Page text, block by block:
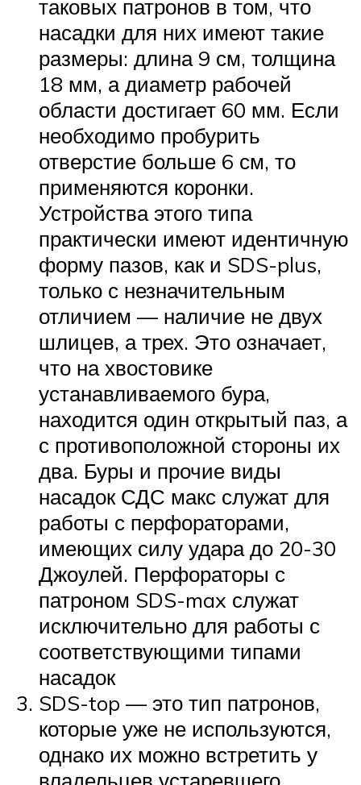
таковых патронов в том, что
насадки для них имеют такие
размеры: длина 9 см, толщина
18 мм, а диаметр рабочей
области достигает 60 мм. Если
необходимо пробурить
отверстие больше 6 см, то
применяются коронки.
Устройства этого типа
практически имеют идентичную
форму пазов, как и SDS-plus,
только с незначительным
отличием — наличие не двух
шлицев, а трех. Это означает,
что на хвостовике
устанавливаемого бура,
находится один открытый паз, а
с противоположной стороны их
два. Буры и прочие виды
насадок СДС макс служат для
работы с перфораторами,
имеющих силу удара до 20-30
Джоулей. Перфораторы с
патроном SDS-max служат
исключительно для работы с
соответствующими типами
насадок
SDS-top — это тип патронов,
которые уже не используются,
однако их можно встретить у